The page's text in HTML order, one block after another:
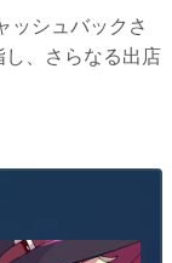
ッシュバックさ
、さらなる出店